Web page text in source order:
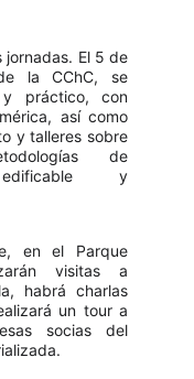
jornadas. El 5 de
la CChC, se
y práctico, con
así como
y talleres sobre
de
y
en el Parque
visitas a
habrá charlas
un tour a
socias del